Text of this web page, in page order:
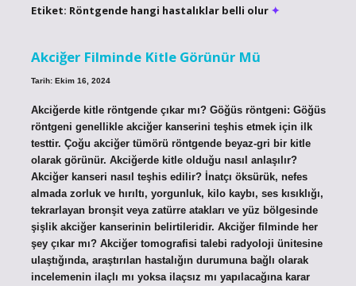
Etiket: Röntgende hangi hastalıklar belli olur
Akciğer Filminde Kitle Görünür Mü
Tarih: Ekim 16, 2024
Akciğerde kitle röntgende çıkar mı? Göğüs röntgeni: Göğüs
röntgeni genellikle akciğer kanserini teşhis etmek için ilk
testtir. Çoğu akciğer tümörü röntgende beyaz-gri bir kitle
olarak görünür. Akciğerde kitle olduğu nasıl anlaşılır?
Akciğer kanseri nasıl teşhis edilir? İnatçı öksürük, nefes
almada zorluk ve hırıltı, yorgunluk, kilo kaybı, ses kısıklığı,
tekrarlayan bronşit veya zatürre atakları ve yüz bölgesinde
şişlik akciğer kanserinin belirtileridir. Akciğer filminde her
şey çıkar mı? Akciğer tomografisi talebi radyoloji ünitesine
ulaştığında, araştırılan hastalığın durumuna bağlı olarak
incelemenin ilaçlı mı yoksa ilaçsız mı yapılacağına karar